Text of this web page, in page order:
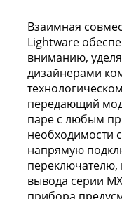
Взаимная
Lightware
вниманию,
дизайнерами
передающий
паре с любым
необходимости
напрямую
переключателю,
вывода серии
прибора